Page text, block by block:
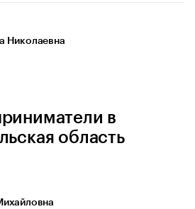
Николаевна
в
область